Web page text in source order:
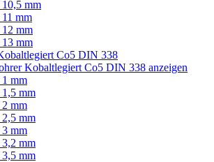
mm
mm
mm
mm
Co5 DIN 338
Kobaltlegiert Co5 DIN 338 anzeigen
mm
mm
mm
mm
mm
mm
mm